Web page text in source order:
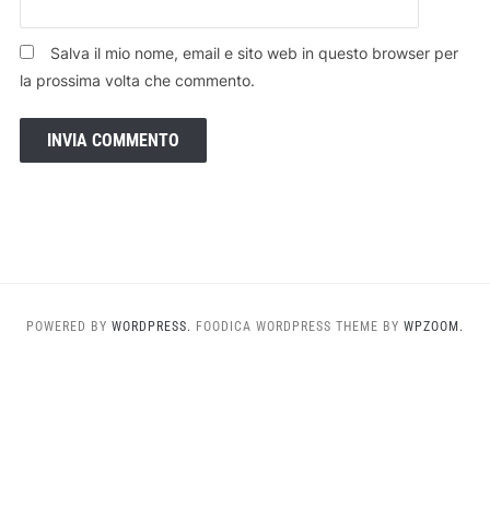
Salva il mio nome, email e sito web in questo browser per
la prossima volta che commento.
POWERED BY WORDPRESS. FOODICA WORDPRESS THEME BY WPZOOM.